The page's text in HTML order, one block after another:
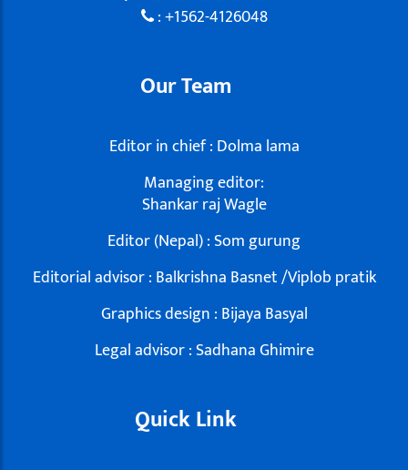
: +1562-4126048
Our Team
Editor in chief : Dolma lama
Managing editor:
Shankar raj Wagle
Editor (Nepal) : Som gurung
Editorial advisor : Balkrishna Basnet /Viplob pratik
Graphics design : Bijaya Basyal
Legal advisor : Sadhana Ghimire
Quick Link